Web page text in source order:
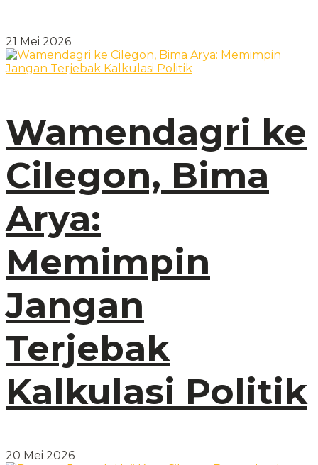
21 Mei 2026
Wamendagri ke
Cilegon, Bima
Arya:
Memimpin
Jangan
Terjebak
Kalkulasi Politik
20 Mei 2026